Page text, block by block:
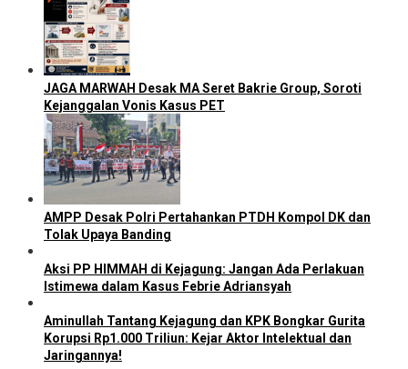
JAGA MARWAH Desak MA Seret Bakrie Group, Soroti
Kejanggalan Vonis Kasus PET
AMPP Desak Polri Pertahankan PTDH Kompol DK dan
Tolak Upaya Banding
Aksi PP HIMMAH di Kejagung: Jangan Ada Perlakuan
Istimewa dalam Kasus Febrie Adriansyah
Aminullah Tantang Kejagung dan KPK Bongkar Gurita
Korupsi Rp1.000 Triliun: Kejar Aktor Intelektual dan
Jaringannya!